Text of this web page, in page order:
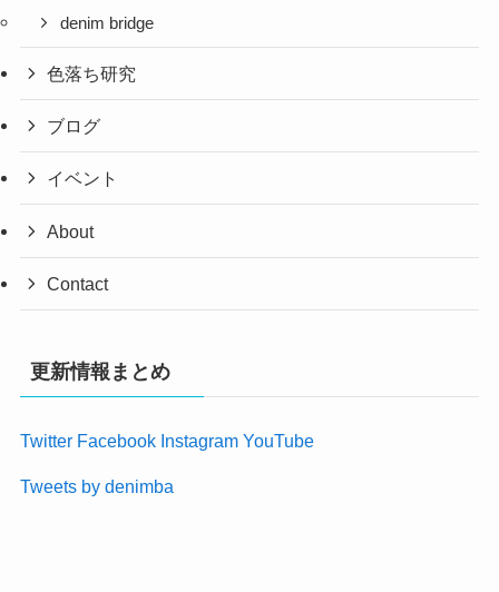
denim bridge
色落ち研究
ブログ
イベント
About
Contact
更新情報まとめ
Twitter Facebook Instagram YouTube
Tweets by denimba